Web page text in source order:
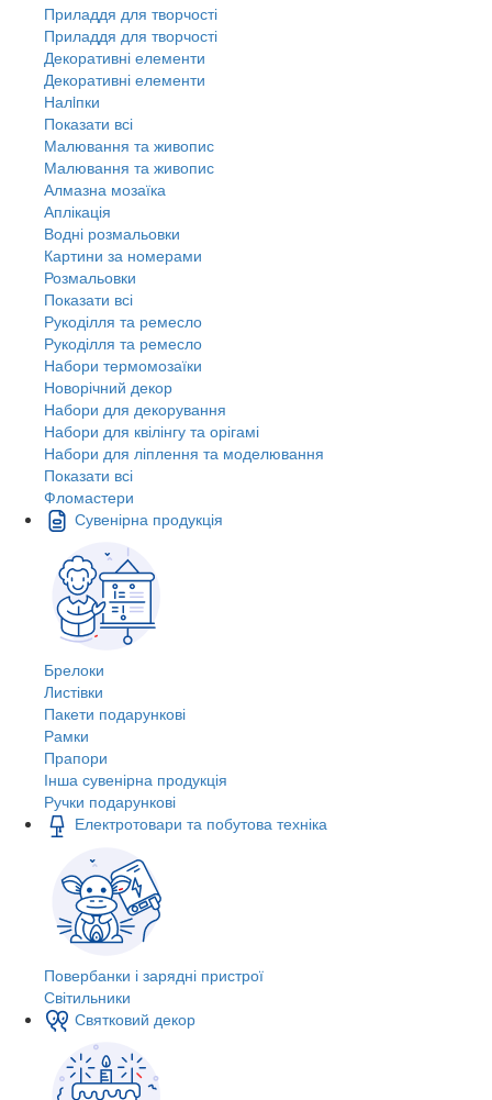
Приладдя для творчості
Приладдя для творчості
Декоративні елементи
Декоративні елементи
Налiпки
Показати всі
Малювання та живопис
Малювання та живопис
Алмазна мозаїка
Аплікація
Водні розмальовки
Картини за номерами
Розмальовки
Показати всі
Рукоділля та ремесло
Рукоділля та ремесло
Набори термомозаїки
Новорічний декор
Набори для декорування
Набори для квілінгу та орігамі
Набори для ліплення та моделювання
Показати всі
Фломастери
Сувенірна продукція
Брелоки
Листівки
Пакети подарункові
Рамки
Прапори
Інша сувенірна продукція
Ручки подарункові
Електротовари та побутова техніка
Повербанки і зарядні пристрої
Світильники
Святковий декор